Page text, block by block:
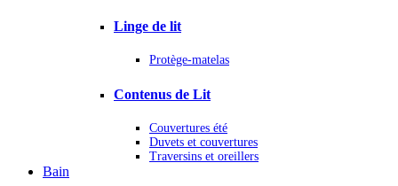
Linge de lit
Protège-matelas
Contenus de Lit
Couvertures été
Duvets et couvertures
Traversins et oreillers
Bain